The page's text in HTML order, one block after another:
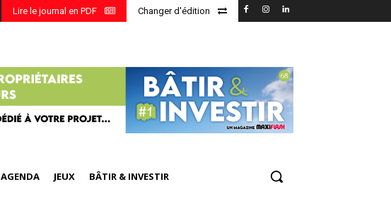
Changer d'édition
Lire le journal en PDF
AGENDA JEUX BÂTIR & INVESTIR